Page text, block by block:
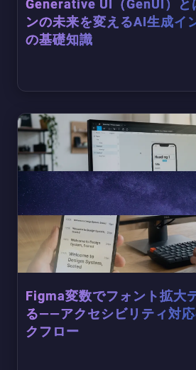
Generative UI（GenUI）と
ンの未来を変えるAI生成イ
の基礎知識
Figma変数でフォント拡大
る——アクセシビリティ対
クフロー